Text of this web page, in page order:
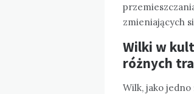
zmieniających
Wilki w
różnych
Wilk, jako